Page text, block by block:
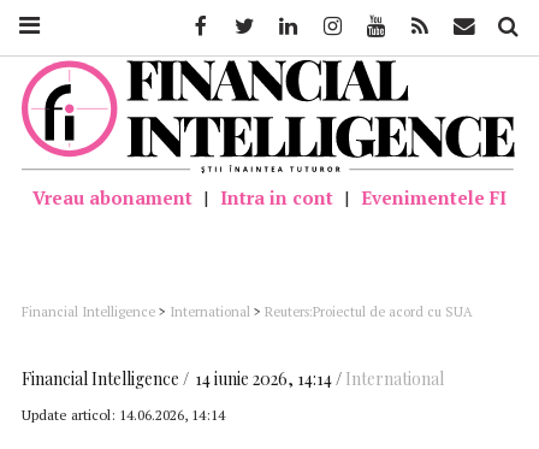
Vreau abonament | Intra in cont | Evenimentele FI
Financial Intelligence > International > Reuters:Proiectul de acord cu SUA
Financial Intelligence 14 iunie 2026, 14:14 International
Update articol: 14.06.2026, 14:14
FacebookTwitter LinkedinInstagramYoutube Feed Mail